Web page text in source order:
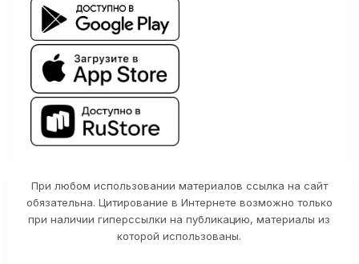
При любом использовании материалов ссылка на сайт
обязательна. Цитирование в Интернете возможно только
при наличии гиперссылки на публикацию, материалы из
которой использованы.